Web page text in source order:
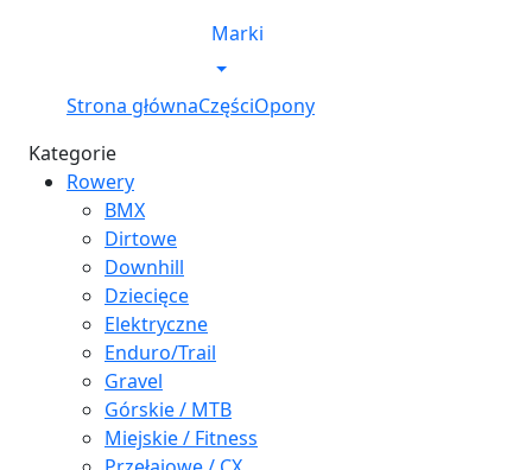
Marki
Strona głównaCzęściOpony
Kategorie
Rowery
BMX
Dirtowe
Downhill
Dziecięce
Elektryczne
Enduro/Trail
Gravel
Górskie / MTB
Miejskie / Fitness